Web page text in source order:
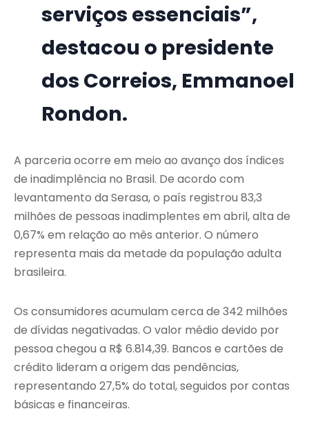
serviços essenciais”,
destacou o presidente
dos Correios, Emmanoel
Rondon.
A parceria ocorre em meio ao avanço dos índices
de inadimplência no Brasil. De acordo com
levantamento da Serasa, o país registrou 83,3
milhões de pessoas inadimplentes em abril, alta de
0,67% em relação ao mês anterior. O número
representa mais da metade da população adulta
brasileira.
Os consumidores acumulam cerca de 342 milhões
de dívidas negativadas. O valor médio devido por
pessoa chegou a R$ 6.814,39. Bancos e cartões de
crédito lideram a origem das pendências,
representando 27,5% do total, seguidos por contas
básicas e financeiras.